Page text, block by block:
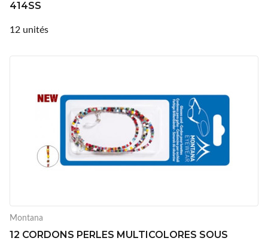
414SS
12 unités
Montana
12 CORDONS PERLES MULTICOLORES SOUS